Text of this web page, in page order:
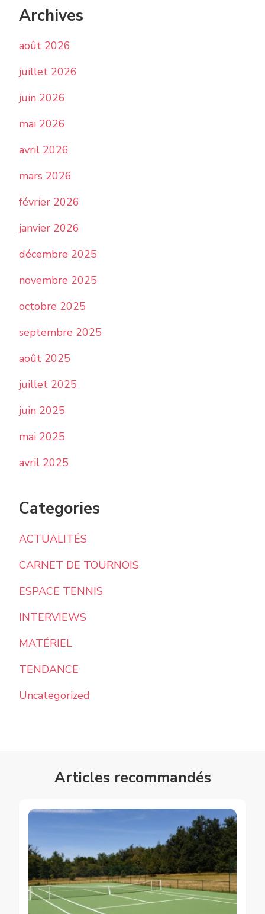
Archives
août 2026
juillet 2026
juin 2026
mai 2026
avril 2026
mars 2026
février 2026
janvier 2026
décembre 2025
novembre 2025
octobre 2025
septembre 2025
août 2025
juillet 2025
juin 2025
mai 2025
avril 2025
Categories
ACTUALITÉS
CARNET DE TOURNOIS
ESPACE TENNIS
INTERVIEWS
MATÉRIEL
TENDANCE
Uncategorized
Articles recommandés